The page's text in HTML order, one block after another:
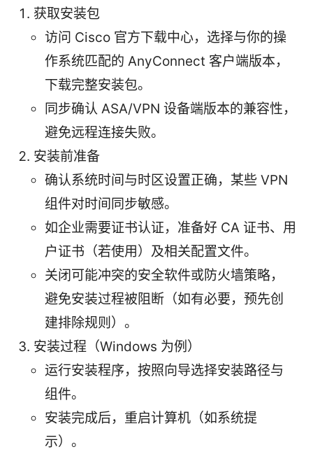
获取安装包
访问 Cisco 官方下载中心，选择与你的操
作系统匹配的 AnyConnect 客户端版本，
下载完整安装包。
同步确认 ASA/VPN 设备端版本的兼容性，
避免远程连接失败。
安装前准备
确认系统时间与时区设置正确，某些 VPN
组件对时间同步敏感。
如企业需要证书认证，准备好 CA 证书、用
户证书（若使用）及相关配置文件。
关闭可能冲突的安全软件或防火墙策略，
避免安装过程被阻断（如有必要，预先创
建排除规则）。
安装过程（Windows 为例）
运行安装程序，按照向导选择安装路径与
组件。
安装完成后，重启计算机（如系统提
示）。